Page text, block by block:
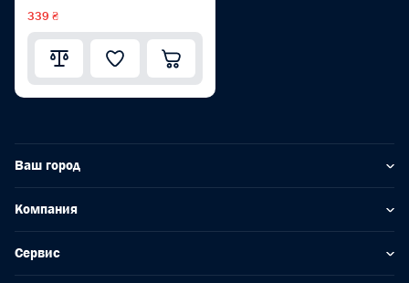
339 ₴
Ваш город
Компания
Сервис